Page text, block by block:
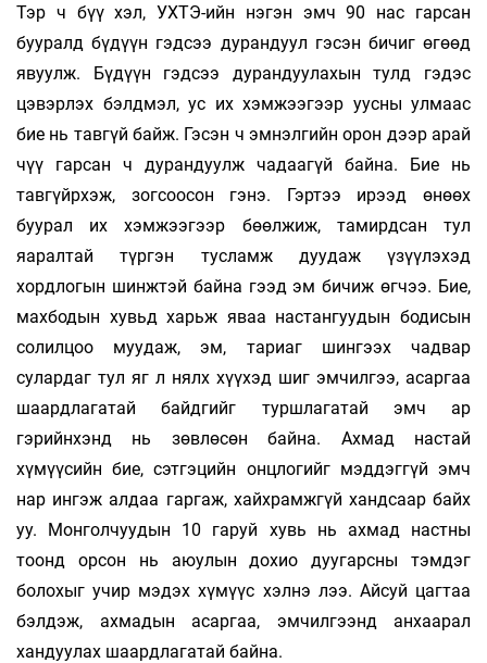
Тэр ч бүү хэл, УХТЭ-ийн нэгэн эмч 90 нас гарсан
бууралд бүдүүн гэдсээ дурандуул гэсэн бичиг өгөөд
явуулж. Бүдүүн гэдсээ дурандуулахын тулд гэдэс
цэвэрлэх бэлдмэл, ус их хэмжээгээр уусны улмаас
бие нь тавгүй байж. Гэсэн ч эмнэлгийн орон дээр арай
чүү гарсан ч дурандуулж чадаагүй байна. Бие нь
тавгүйрхэж, зогсоосон гэнэ. Гэртээ ирээд өнөөх
буурал их хэмжээгээр бөөлжиж, тамирдсан тул
яаралтай түргэн тусламж дуудаж үзүүлэхэд
хордлогын шинжтэй байна гээд эм бичиж өгчээ. Бие,
махбодын хувьд харьж яваа настангуудын бодисын
солилцоо муудаж, эм, тариаг шингээх чадвар
сулардаг тул яг л нялх хүүхэд шиг эмчилгээ, асаргаа
шаардлагатай байдгийг туршлагатай эмч ар
гэрийнхэнд нь зөвлөсөн байна. Ахмад настай
хүмүүсийн бие, сэтгэцийн онцлогийг мэддэггүй эмч
нар ингэж алдаа гаргаж, хайхрамжгүй хандсаар байх
уу. Монголчуудын 10 гаруй хувь нь ахмад настны
тоонд орсон нь аюулын дохио дуугарсны тэмдэг
болохыг учир мэдэх хүмүүс хэлнэ лээ. Айсуй цагтаа
бэлдэж, ахмадын асаргаа, эмчилгээнд анхаарал
хандуулах шаардлагатай байна.